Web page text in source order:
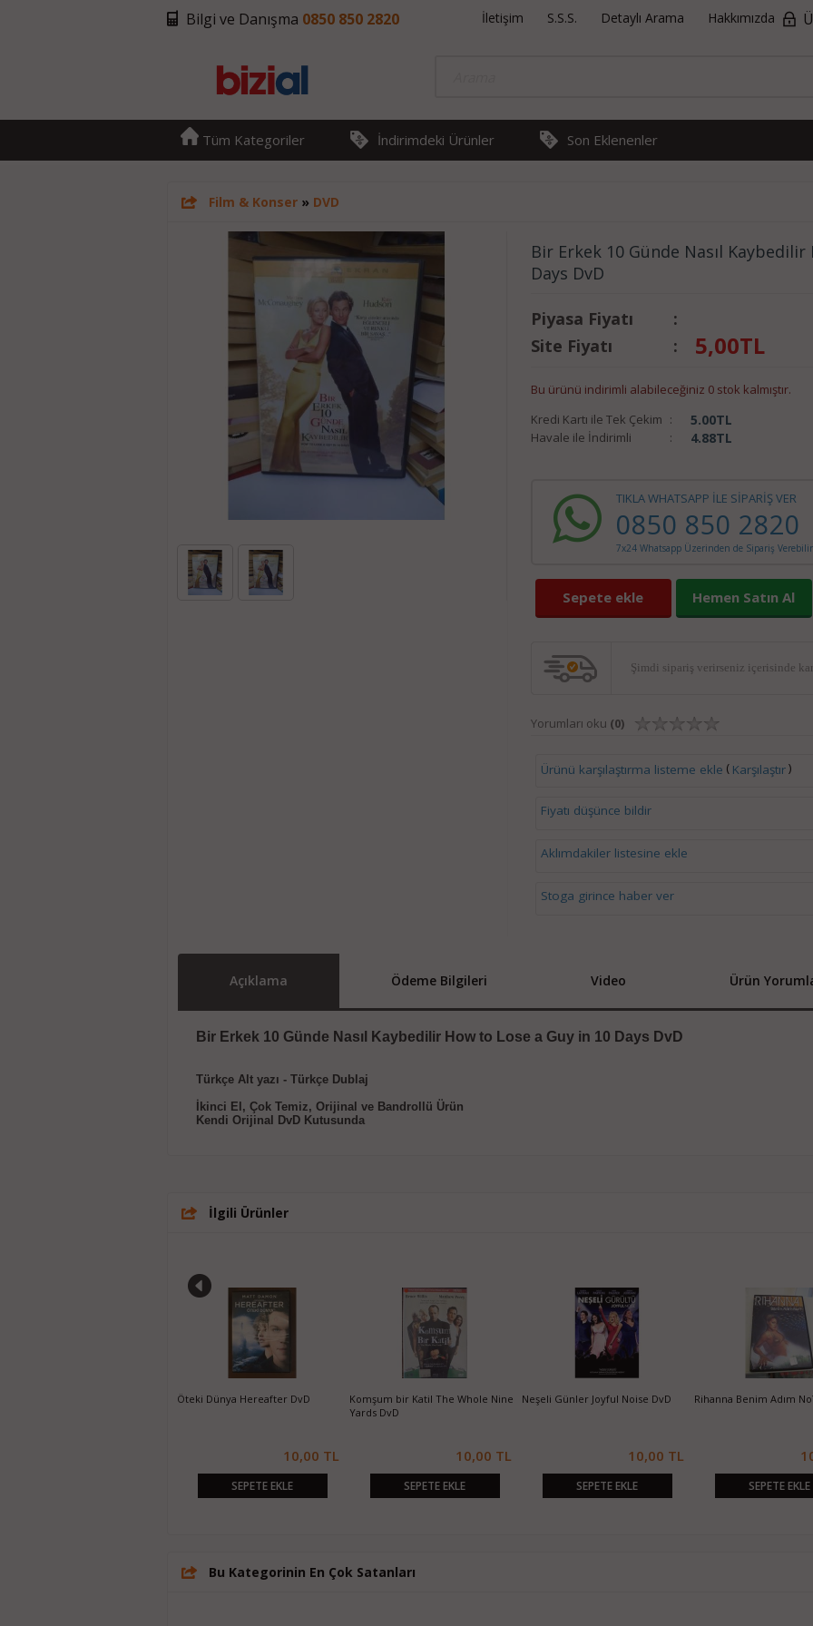
Bilgi ve Danışma 0850 850 2820 İletişim S.S.S. Detaylı Arama Hakkımızda
Tüm Kategoriler İndirimdeki Ürünler Son Eklenenler
Film & Konser» DVD
Bir Erkek 10 Günde Nasıl
Days DvD
Piyasa Fiyatı
:
Site Fiyatı
: 5,00TL
Bu ürünü indirimli alabileceğiniz 0 stok kalmıştır.
Kredi Kartı ile Tek Çekim : 5.00TL
Havale ile İndirimli : 4.88TL
TIKLA WHATSAPP İLE SİPARİŞ VER
0850 850 2820
7x24 Whatsapp Üzerinden de Sipariş
Sepete ekle Hemen Satın Al
Şimdi sipariş verirseniz içerisinde
Yorumları oku (0)
Ürünü karşılaştırma listeme ekle ( Karşılaştır)
Fiyatı düşünce bildir
Aklımdakiler listesine ekle
Stoga girince haber ver
Açıklama Ödeme Bilgileri Video Ürün
Bir Erkek 10 Günde Nasıl Kaybedilir How to Lose a Guy in 10 Days DvD
Türkçe Alt yazı - Türkçe Dublaj
İkinci El, Çok Temiz, Orijinal ve Bandrollü Ürün
Kendi Orijinal DvD Kutusunda
İlgili Ürünler
Rihanna Benim Adım No? DvD
Hayalet Sevgililerim Ghost of
Girlfriends Past DvD
Koruyucu Machine Gun Preacher
Pouic Pouic Squeak Squeak DvD
Bu Kategorinin En Çok Satanları